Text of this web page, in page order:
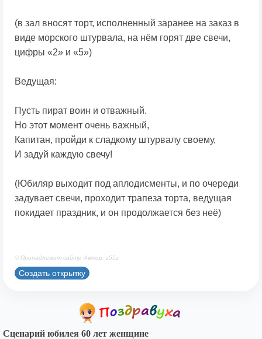
(в зал вносят торт, исполненный заранее на заказ в
виде морского штурвала, на нём горят две свечи,
цифры «2» и «5»)
Ведущая:
Пусть пират воин и отважный.
Но этот момент очень важный,
Капитан, пройди к сладкому штурвалу своему,
И задуй каждую свечу!
(Юбиляр выходит под аплодисменты, и по очереди
задувает свечи, проходит трапеза торта, ведущая
покидает праздник, и он продолжается без неё)
© Принадлежит сайту. Автор: z55z
Создать открытку
Сценарий юбилея 60 лет женщине